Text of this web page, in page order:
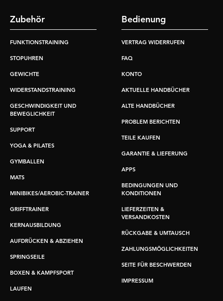
Zubehör
FUNKTIONSTRAINING
STOPUHREN
GEWICHTE
WIDERSTANDSTRAINING
GESCHWINDIGKEIT UND
BEWEGLICHKEIT
SUPPORT
YOGA & PILATES
GYMBALLEN
MATS
MINIBIKES/AEROBIC-TRAINER
GRIFFTRAINER
KERNAUSBILDUNG
AUFDRÜCKEN & ABZIEHEN
SPRINGSEILE
BOXEN & KAMPFSPORT
LAUFEN
Bedienung
VERTRAG WIDERRUFEN
FAQ
KONTO
AKTUELLE HANDBÜCHER
ALTE HANDBÜCHER
PROBLEM BERICHTEN
TEILE KAUFEN
GARANTIE & LIEFERUNG
APPS
BEDINGUNGEN UND
KONDITIONEN
LIEFERZEITEN &
VERSANDKOSTEN
RÜCKGABE & UMTAUSCH
ZAHLUNGSMÖGLICHKEITEN
SEITE FÜR BESCHWERDEN
IMPRESSUM